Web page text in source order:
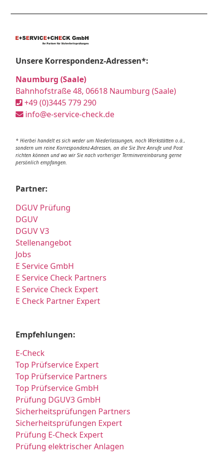
Unsere Korrespondenz-Adressen*:
Naumburg (Saale)
Bahnhofstraße 48, 06618 Naumburg (Saale)
+49 (0)3445 779 290
info@e-service-check.de
* Hierbei handelt es sich weder um Niederlassungen, noch Werkstätten o.ä.,
sondern um reine Korrespondenz-Adressen, an die Sie Ihre Anrufe und Post
richten können und wo wir Sie nach vorheriger Terminvereinbarung gerne
persönlich empfangen.
Partner:
DGUV Prüfung
DGUV
DGUV V3
Stellenangebot
Jobs
E Service GmbH
E Service Check Partners
E Service Check Expert
E Check Partner Expert
Empfehlungen:
E-Check
Top Prüfservice Expert
Top Prüfservice Partners
Top Prüfservice GmbH
Prüfung DGUV3 GmbH
Sicherheitsprüfungen Partners
Sicherheitsprüfungen Expert
Prüfung E-Check Expert
Prüfung elektrischer Anlagen